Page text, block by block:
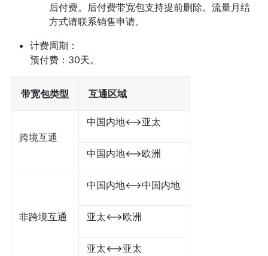
后付费。后付费带宽包支持提前删除。流量月结
方式请联系销售申请。
计费周期：
预付费：30天。
带宽包类型 互通区域
跨境互通
中国内地<——>亚太
中国内地<——>欧洲
非跨境互通
中国内地<——>中国内地
亚太<——>欧洲
亚太<——>亚太